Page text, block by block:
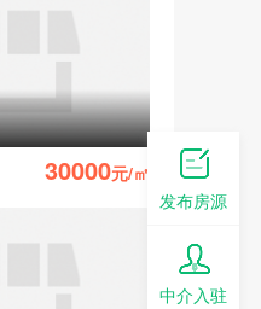
30000元/㎡
发布房源
中介入驻